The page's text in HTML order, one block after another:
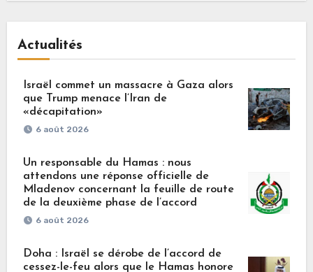
Actualités
Israël commet un massacre à Gaza alors
que Trump menace l’Iran de
«décapitation»
6 août 2026
Un responsable du Hamas : nous
attendons une réponse officielle de
Mladenov concernant la feuille de route
de la deuxième phase de l’accord
6 août 2026
Doha : Israël se dérobe de l’accord de
cessez-le-feu alors que le Hamas honore